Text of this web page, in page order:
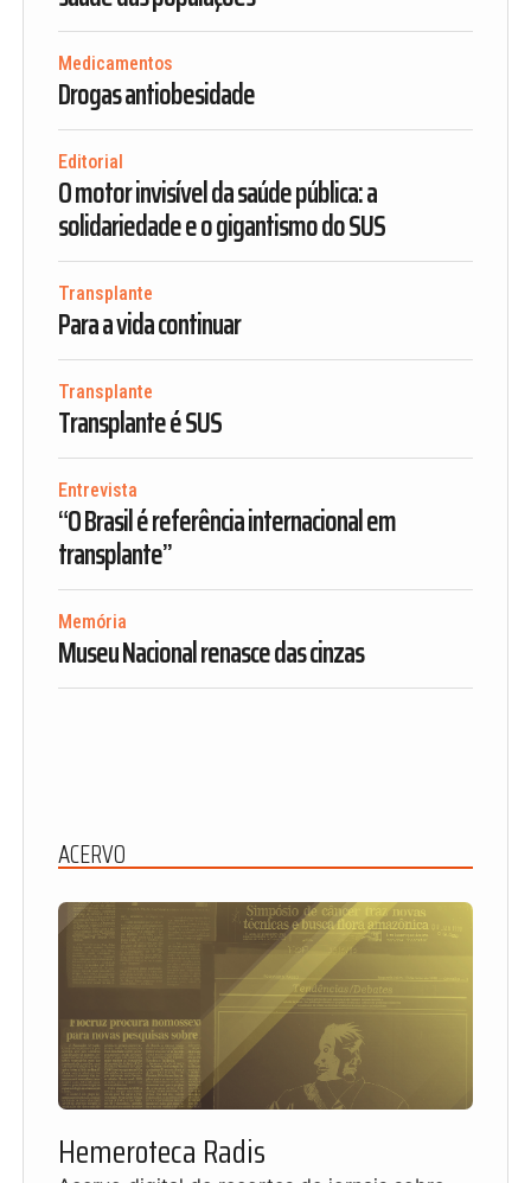
Medicamentos
Drogas antiobesidade
Editorial
O motor invisível da saúde pública: a
solidariedade e o gigantismo do SUS
Transplante
Para a vida continuar
Transplante
Transplante é SUS
Entrevista
“O Brasil é referência internacional em
transplante”
Memória
Museu Nacional renasce das cinzas
ACERVO
Hemeroteca Radis